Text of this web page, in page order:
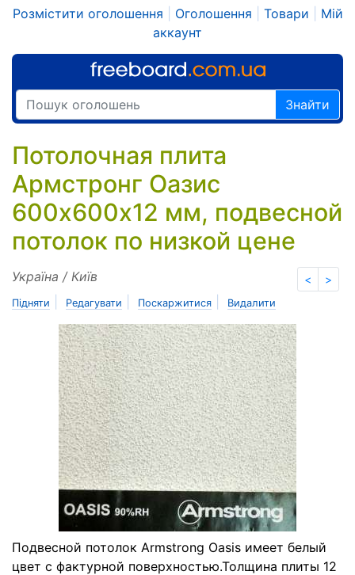
Розмістити оголошення Оголошення Товари
Мій
аккаунт
Знайти
Потолочная плита
Армстронг Оазис
600х600х12 мм, подвесной
потолок по низкой цене
< >
Україна / Київ
Підняти Редагувати Поскаржитися Видалити
Подвесной потолок Armstrong Oasis имеет белый
цвет с фактурной поверхностью.Толщина плиты 12